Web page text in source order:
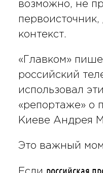
возможно, не
контекст.
«Главком»
российский
использовал
«репортаже» о
Киеве Андрея
Это важный